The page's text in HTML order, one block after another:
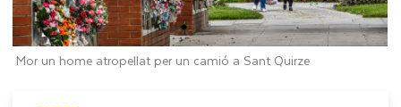
Mor un home atropellat per un camió a Sant Quirze